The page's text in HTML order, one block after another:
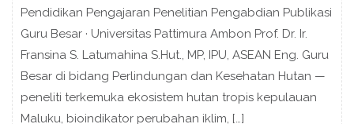
Pendidikan Pengajaran Penelitian Pengabdian Publikasi
Guru Besar · Universitas Pattimura Ambon Prof. Dr. Ir.
Fransina S. Latumahina S.Hut., MP, IPU, ASEAN Eng. Guru
Besar di bidang Perlindungan dan Kesehatan Hutan —
peneliti terkemuka ekosistem hutan tropis kepulauan
Maluku, bioindikator perubahan iklim, […]